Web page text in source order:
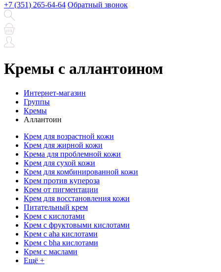
+7 (351) 265-64-64 Обратный звонок
Кремы с аллантоином
Интернет-магазин
Группы
Кремы
Аллантоин
Крем для возрастной кожи
Крем для жирной кожи
Крема для проблемной кожи
Крем для сухой кожи
Крем для комбинированной кожи
Крем против купероза
Крем от пигментации
Крем для восстановления кожи
Питательный крем
Крем с кислотами
Крем с фруктовыми кислотами
Крем с aha кислотами
Крем с bha кислотами
Крем с маслами
Ещё +